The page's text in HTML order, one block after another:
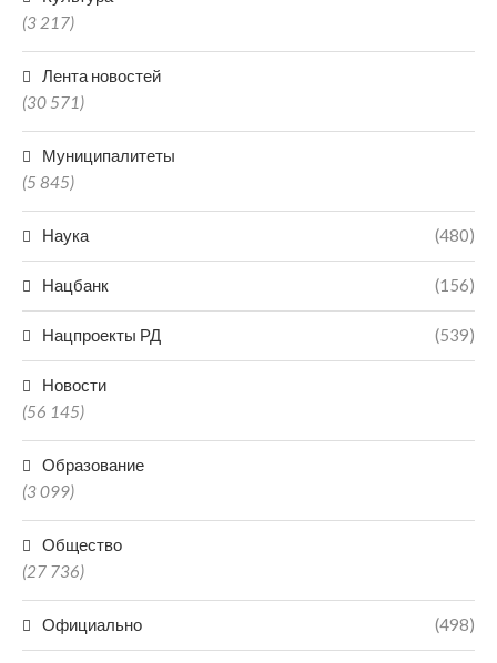
(3 217)
Лента новостей
(30 571)
Муниципалитеты
(5 845)
Наука (480)
Нацбанк (156)
Нацпроекты РД (539)
Новости
(56 145)
Образование
(3 099)
Общество
(27 736)
Официально (498)